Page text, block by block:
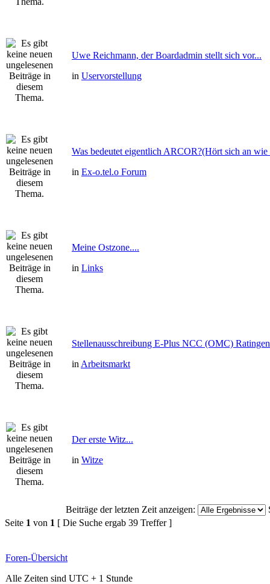
Uwe Reichmann, der Boardadmin stellt sich vor...
in Uservorstellung
Was bedeutet eigentlich ARCOR?(Hört sich an
in Ex-o.tel.o Forum
Meine Ostzone....
in Links
Stellenausschreibung E-Plus NCC (OMC) Ratingen
in Arbeitsmarkt
Der erste Witz...
in Witze
Beiträge der letzten Zeit anzeigen:
Seite 1 von 1 [ Die Suche ergab 39 Treffer ]
Foren-Übersicht
Alle Zeiten sind UTC + 1 Stunde